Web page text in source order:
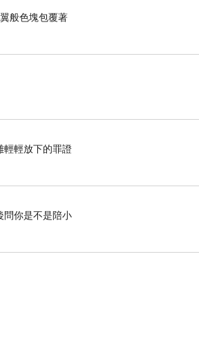
般色塊包覆著
輕輕放下的罪證
問你是不是陪小